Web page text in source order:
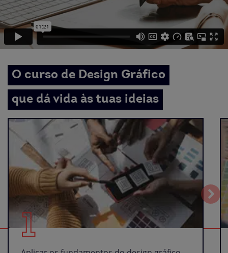
O curso de Design Gráfico
que dá vida às tuas ideias
1